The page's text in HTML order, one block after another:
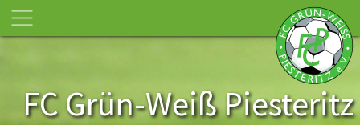
FC Grün-Weiß Piesteritz